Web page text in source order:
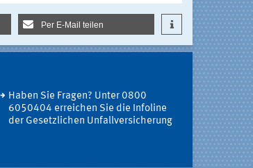
Per E-Mail teilen
Haben Sie Fragen? Unter 0800
6050404 erreichen Sie die Infoline
der Gesetzlichen Unfallversicherung